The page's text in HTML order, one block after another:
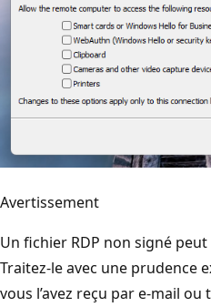
Avertissement
Un fichier RDP non signé
Traitez-le avec une prudence
vous l’avez reçu par e-mail